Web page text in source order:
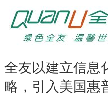
全友以建立信息
略，引入美国惠